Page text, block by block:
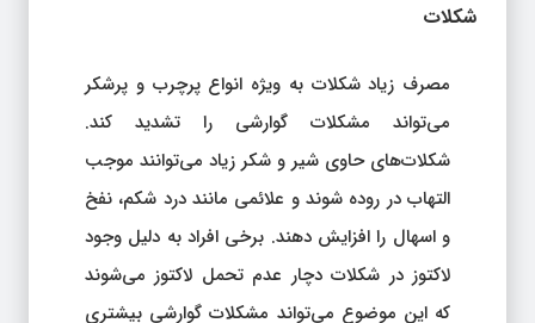
شکلات
مصرف زیاد شکلات به ویژه انواع پرچرب و پرشکر
می‌تواند مشکلات گوارشی را تشدید کند.
شکلات‌های حاوی شیر و شکر زیاد می‌توانند موجب
التهاب در روده شوند و علائمی مانند درد شکم، نفخ
و اسهال را افزایش دهند. برخی افراد به دلیل وجود
لاکتوز در شکلات دچار عدم تحمل لاکتوز می‌شوند
که این موضوع می‌تواند مشکلات گوارشی بیشتری